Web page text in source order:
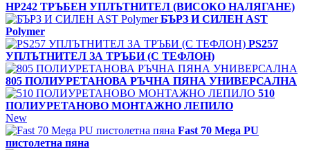
HP242 ТРЪБЕН УПЛЪТНИТЕЛ (ВИСОКО НАЛЯГАНЕ)
БЪРЗ И СИЛЕН AST
Polymer
PS257
УПЛЪТНИТЕЛ ЗА ТРЪБИ (С ТЕФЛОН)
805 ПОЛИУРЕТАНОВА РЪЧНА ПЯНА УНИВЕРСАЛНА
510
ПОЛИУРЕТАНОВО МОНТАЖНО ЛЕПИЛО
New
Fast 70 Mega PU
пистолетна пяна